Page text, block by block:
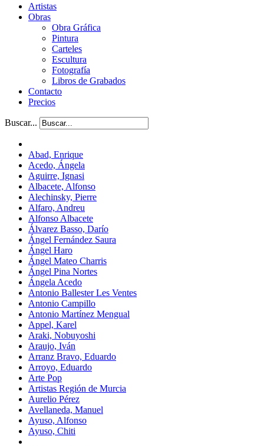
Artistas
Obras
Obra Gráfica
Pintura
Carteles
Escultura
Fotografía
Libros de Grabados
Contacto
Precios
Buscar...
Abad, Enrique
Acedo, Ángela
Aguirre, Ignasi
Albacete, Alfonso
Alechinsky, Pierre
Alfaro, Andreu
Alfonso Albacete
Álvarez Basso, Darío
Ángel Fernández Saura
Ángel Haro
Ángel Mateo Charris
Ángel Pina Nortes
Ángela Acedo
Antonio Ballester Les Ventes
Antonio Campillo
Antonio Martínez Mengual
Appel, Karel
Araki, Nobuyoshi
Araujo, Iván
Arranz Bravo, Eduardo
Arroyo, Eduardo
Arte Pop
Artistas Región de Murcia
Aurelio Pérez
Avellaneda, Manuel
Ayuso, Alfonso
Ayuso, Chiti